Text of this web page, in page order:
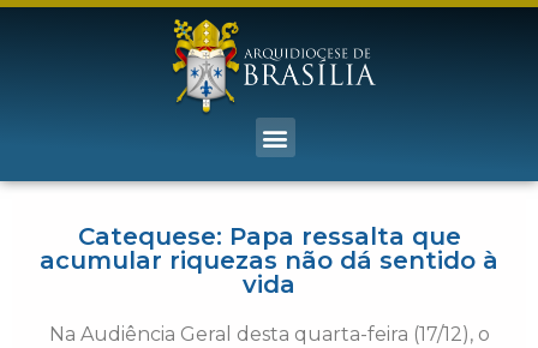
Catequese: Papa ressalta que
acumular riquezas não dá sentido à
vida
Na Audiência Geral desta quarta-feira (17/12), o